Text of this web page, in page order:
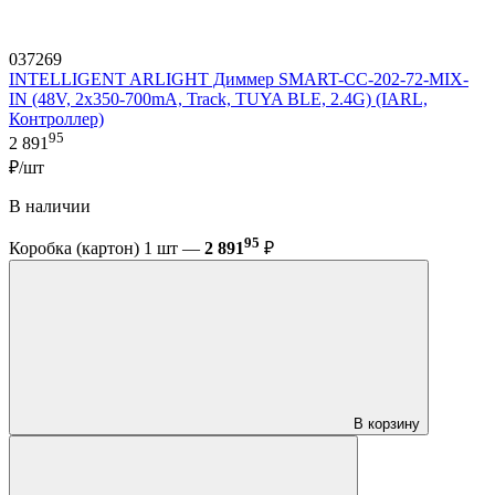
037269
INTELLIGENT ARLIGHT Диммер SMART-CC-202-72-MIX-
IN (48V, 2x350-700mA, Track, TUYA BLE, 2.4G) (IARL,
Контроллер)
2 89195
₽/шт
В наличии
Коробка (картон) 1 шт — 2 89195 ₽
В корзину